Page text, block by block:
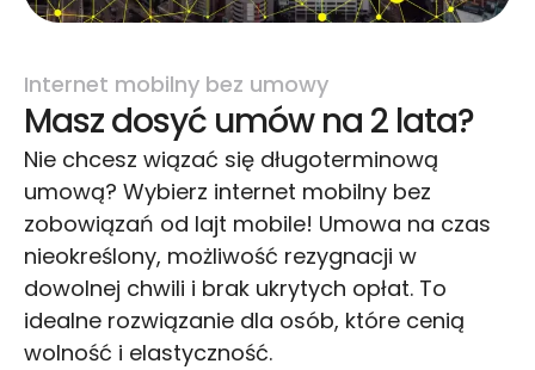
Internet mobilny bez umowy
Masz dosyć umów na 2 lata?
Nie chcesz wiązać się długoterminową
umową? Wybierz internet mobilny bez
zobowiązań od lajt mobile! Umowa na czas
nieokreślony, możliwość rezygnacji w
dowolnej chwili i brak ukrytych opłat. To
idealne rozwiązanie dla osób, które cenią
wolność i elastyczność.